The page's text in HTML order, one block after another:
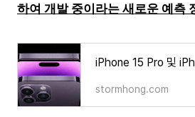
하여 개발 중이라는 새로운 예측
stormhong.com